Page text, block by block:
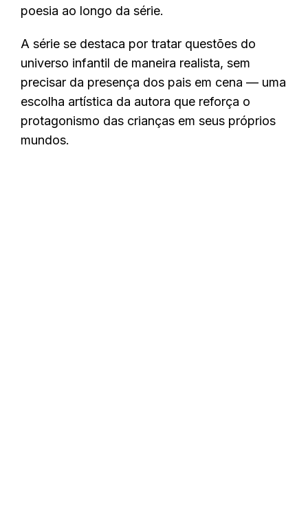
poesia ao longo da série.
A série se destaca por tratar questões do
universo infantil de maneira realista, sem
precisar da presença dos pais em cena — uma
escolha artística da autora que reforça o
protagonismo das crianças em seus próprios
mundos.